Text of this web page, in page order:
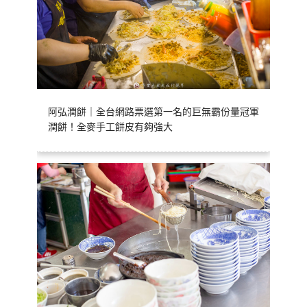
阿弘潤餅｜全台網路票選第一名的巨無霸份量冠軍
潤餅！全麥手工餅皮有夠強大